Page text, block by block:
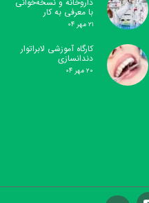
با معرفی به کار
۲۱ مهر ۰۴
کارگاه آموزشی لابراتوار
دندانسازی
۲۰ مهر ۰۴